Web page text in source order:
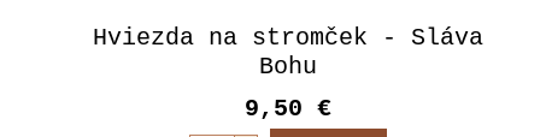
Hviezda na stromček - Sláva
Bohu
9,50 €